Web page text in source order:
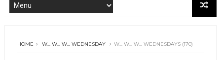
HOME W... W... W... WEDNESDAY W... W... W... WEDNESDAYS (170)